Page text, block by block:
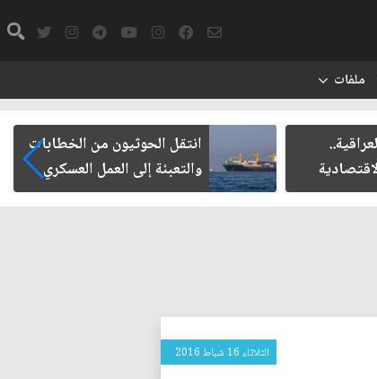
ملفات
انتقل الحوثيون من الخطابات
والتعبئة إلى العمل العسكري
الثلاثاء 16 شباط 2016